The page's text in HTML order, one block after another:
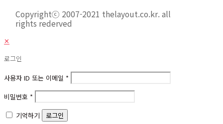
Copyrightⓒ 2007-2021 thelayout.co.kr. all
rights rederved
✕
로그인
사용자 ID 또는 이메일 *
비밀번호 *
기억하기
로그인